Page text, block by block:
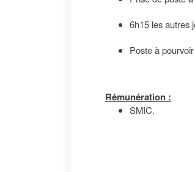
6h15 les autres
Poste à
Rémunération :
SMIC.